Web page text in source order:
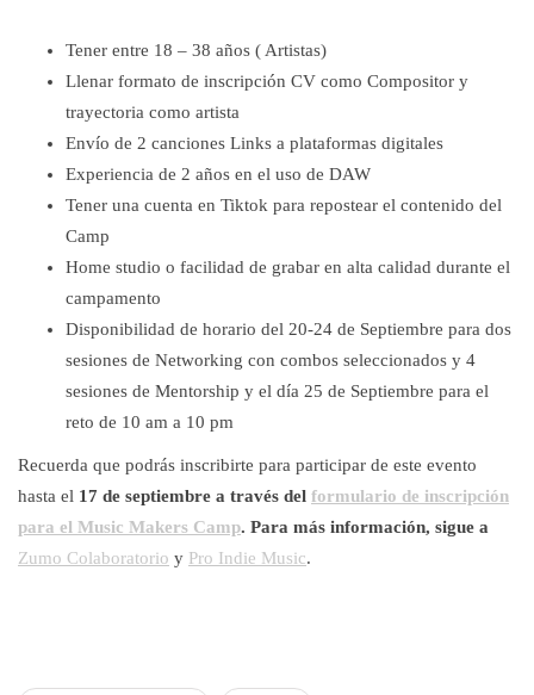
Tener entre 18 – 38 años ( Artistas)
Llenar formato de inscripción CV como Compositor y
trayectoria como artista
Envío de 2 canciones Links a plataformas digitales
Experiencia de 2 años en el uso de DAW
Tener una cuenta en Tiktok para repostear el contenido del
Camp
Home studio o facilidad de grabar en alta calidad durante el
campamento
Disponibilidad de horario del 20-24 de Septiembre para dos
sesiones de Networking con combos seleccionados y 4
sesiones de Mentorship y el día 25 de Septiembre para el
reto de 10 am a 10 pm
Recuerda que podrás inscribirte para participar de este evento
hasta el 17 de septiembre a través del formulario de inscripción
para el Music Makers Camp. Para más información, sigue a
Zumo Colaboratorio y Pro Indie Music.